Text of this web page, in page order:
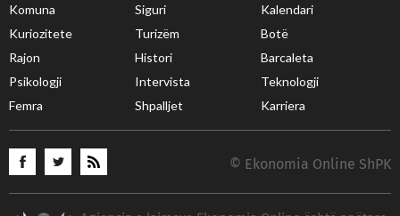
Komuna
Siguri
Kalendari
Kuriozitete
Turizëm
Botë
Rajon
Histori
Barcaleta
Psikologji
Intervista
Teknologji
Femra
Shpalljet Karriera
© Ekonomia Online ShPK